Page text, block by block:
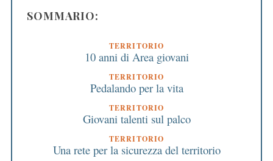
SOMMARIO:
TERRITORIO
10 anni di Area giovani
TERRITORIO
Pedalando per la vita
TERRITORIO
Giovani talenti sul palco
TERRITORIO
Una rete per la sicurezza del territorio